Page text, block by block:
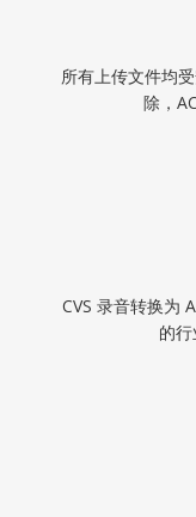
所有上传文件均
除，
CVS 录音转换为
的行